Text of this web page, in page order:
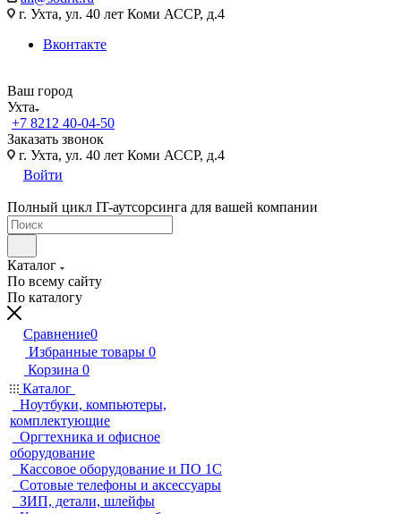
г. Ухта, ул. 40 лет Коми АССР, д.4
Вконтакте
Ваш город
Ухта
+7 8212 40-04-50
Заказать звонок
г. Ухта, ул. 40 лет Коми АССР, д.4
Войти
Полный цикл IT-аутсорсинга для вашей компании
Каталог
По всему сайту
По каталогу
Сравнение0
Избранные товары 0
Корзина 0
Каталог
Ноутбуки, компьютеры,
комплектующие
Оргтехника и офисное
оборудование
Кассовое оборудование и ПО 1С
Сотовые телефоны и аксессуары
ЗИП, детали, шлейфы